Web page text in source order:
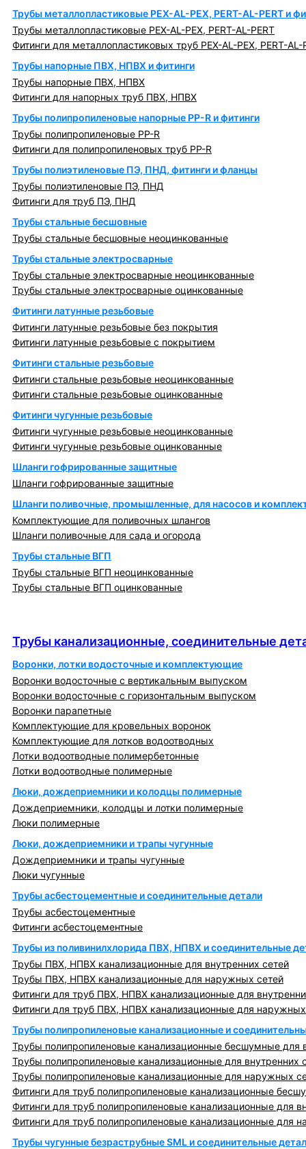
Трубы металлопластиковые PEX-AL-PEX, PERT-AL-PERT и
Трубы металлопластиковые PEX-AL-PEX, PERT-AL-PERT
Фитинги для металлопластиковых труб PEX-AL-PEX, PERT-AL-
Трубы напорные ПВХ, НПВХ и фитинги
Трубы напорные ПВХ, НПВХ
Фитинги для напорных труб ПВХ, НПВХ
Трубы полипропиленовые напорные PP-R и фитинги
Трубы полипропиленовые PP-R
Фитинги для полипропиленовых труб PP-R
Трубы полиэтиленовые ПЭ, ПНД, фитинги и фланцы
Трубы полиэтиленовые ПЭ, ПНД
Фитинги для труб ПЭ, ПНД
Трубы стальные бесшовные
Трубы стальные бесшовные неоцинкованные
Трубы стальные электросварные
Трубы стальные электросварные неоцинкованные
Трубы стальные электросварные оцинкованные
Фитинги латунные резьбовые
Фитинги латунные резьбовые без покрытия
Фитинги латунные резьбовые с покрытием
Фитинги стальные резьбовые
Фитинги стальные резьбовые неоцинкованные
Фитинги стальные резьбовые оцинкованные
Фитинги чугунные резьбовые
Фитинги чугунные резьбовые неоцинкованные
Фитинги чугунные резьбовые оцинкованные
Шланги гофрированные защитные
Шланги гофрированные защитные
Шланги поливочные, промышленные, для насосов и
Комплектующие для поливочных шлангов
Шланги поливочные для сада и огорода
Трубы стальные ВГП
Трубы стальные ВГП неоцинкованные
Трубы стальные ВГП оцинкованные
Трубы канализационные, соединительные
Воронки, лотки водосточные и комплектующие
Воронки водосточные с вертикальным выпуском
Воронки водосточные с горизонтальным выпуском
Воронки парапетные
Комплектующие для кровельных воронок
Комплектующие для лотков водоотводных
Лотки водоотводные полимербетонные
Лотки водоотводные полимерные
Люки, дождеприемники и колодцы полимерные
Дождеприемники, колодцы и лотки полимерные
Люки полимерные
Люки, дождеприемники и трапы чугунные
Дождеприемники и трапы чугунные
Люки чугунные
Трубы асбестоцементные и соединительные детали
Трубы асбестоцементные
Фитинги асбестоцементные
Трубы из поливинилхлорида ПВХ, НПВХ и соединительные
Трубы ПВХ, НПВХ канализационные для внутренних сетей
Трубы ПВХ, НПВХ канализационные для наружных сетей
Фитинги для труб ПВХ, НПВХ канализационные для
Фитинги для труб ПВХ, НПВХ канализационные для
Трубы полипропиленовые канализационные и
Трубы полипропиленовые канализационные бесшумные для
Трубы полипропиленовые канализационные для внутренних
Трубы полипропиленовые канализационные для наружных
Фитинги для труб полипропиленовые канализационные
Фитинги для труб полипропиленовые канализационные для
Фитинги для труб полипропиленовые канализационные для
Трубы чугунные безраструбные SML и соединительные